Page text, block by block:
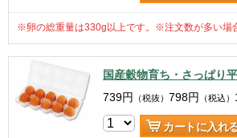
※卵の総重量は330g以上です。※注文数が多い場
国産穀物育ち・さっぱり
739円 （税抜） 798円 （税込）
カートに入れ